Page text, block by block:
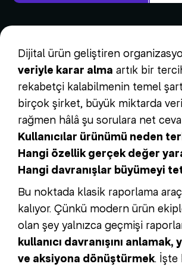
Dijital ürün geliştiren
veriyle karar alma artık bir
rekabetçi kalabilmenin temel
birçok şirket, büyük miktarda
rağmen hâlâ şu sorulara net
Kullanıcılar ürünümü neden
Hangi özellik gerçek değer
Hangi davranışlar büyümeyi
Bu noktada klasik raporlama
kalıyor. Çünkü modern ürün
olan şey yalnızca geçmişi
kullanıcı davranışını
ve aksiyona dönüştürmek. İşte